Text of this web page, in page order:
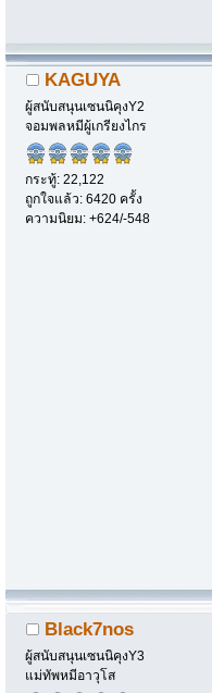
KAGUYA
ผู้สนับสนุนเซนนิคุงY2
จอมพลหมีผู้เกรียงไกร
กระทู้: 22,122
ถูกใจแล้ว: 6420 ครั้ง
ความนิยม: +624/-548
Black7nos
ผู้สนับสนุนเซนนิคุงY3
แม่ทัพหมีอาวุโส